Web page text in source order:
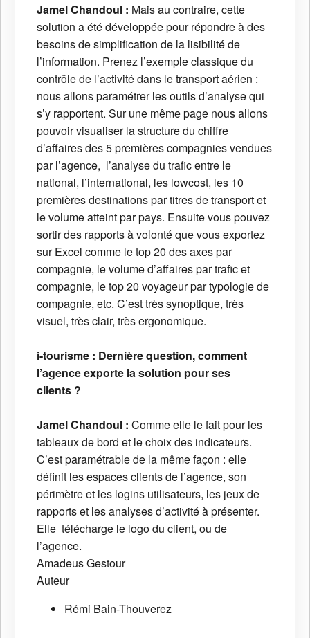
Jamel Chandoul : Mais au contraire, cette
solution a été développée pour répondre à des
besoins de simplification de la lisibilité de
l’information. Prenez l’exemple classique du
contrôle de l’activité dans le transport aérien :
nous allons paramétrer les outils d’analyse qui
s’y rapportent. Sur une même page nous allons
pouvoir visualiser la structure du chiffre
d’affaires des 5 premières compagnies vendues
par l’agence, l’analyse du trafic entre le
national, l’international, les lowcost, les 10
premières destinations par titres de transport et
le volume atteint par pays. Ensuite vous pouvez
sortir des rapports à volonté que vous exportez
sur Excel comme le top 20 des axes par
compagnie, le volume d’affaires par trafic et
compagnie, le top 20 voyageur par typologie de
compagnie, etc. C’est très synoptique, très
visuel, très clair, très ergonomique.
i-tourisme : Dernière question, comment
l’agence exporte la solution pour ses
clients ?
Jamel Chandoul : Comme elle le fait pour les
tableaux de bord et le choix des indicateurs.
C’est paramétrable de la même façon : elle
définit les espaces clients de l’agence, son
périmètre et les logins utilisateurs, les jeux de
rapports et les analyses d’activité à présenter.
Elle télécharge le logo du client, ou de
l’agence.
AmadeusGestour
Auteur
Rémi Bain-Thouverez